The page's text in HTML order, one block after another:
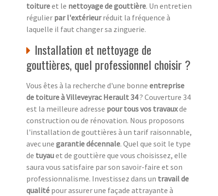
toitureet le nettoyage de gouttière. Un entretien
régulier par l'extérieurréduit la fréquence à
laquelle il faut changer sa zinguerie.
Installation et nettoyage de
gouttières, quel professionnel choisir ?
Vous êtes à la recherche d'une bonne entreprise
de toiture à Villeveyrac Herault 34? Couverture 34
est la meilleure adresse pour tous vos travauxde
construction ou de rénovation. Nous proposons
l'installation de gouttières à un tarif raisonnable,
avec une garantie décennale. Quel que soit le type
de tuyauet de gouttière que vous choisissez, elle
saura vous satisfaire par son savoir-faire et son
professionnalisme. Investissez dans un travail de
qualité pour assurer une façade attrayante à